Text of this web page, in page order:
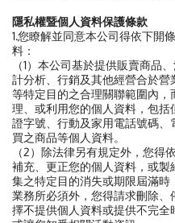
隱私權暨個人資料保護條款
1.您瞭解並同意本公司得依下開
料：
（1）本公司基於提供販賣商品
計分析、行銷及其他經營合於
等特定目的之合理關聯範圍內
理、或利用您的個人資料，包
證字號、行動及家用電話號碼
買之商品等個人資料。
（2）除法律另有規定外，您得
補充、更正您的個人資料，或
集之特定目的消失或期限屆滿時
業務所必須外，您得請求刪除
擇不提供個人資料或提供不完